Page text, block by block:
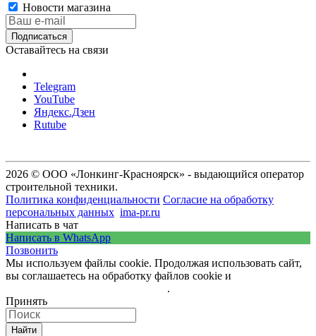
Новости магазина
Оставайтесь на связи
Telegram
YouTube
Яндекс.Дзен
Rutube
2026 © ООО «Лонкинг-Красноярск» - выдающийся оператор
строительной техники.
Политика конфиденциальности Согласие на обработку
персональных данных ima-pr.ru
Написать в чат
Написать в WhatsApp
Позвонить
Мы используем файлы cookie. Продолжая использовать сайт,
вы соглашаетесь на обработку файлов cookie и
.
Принять
Найти